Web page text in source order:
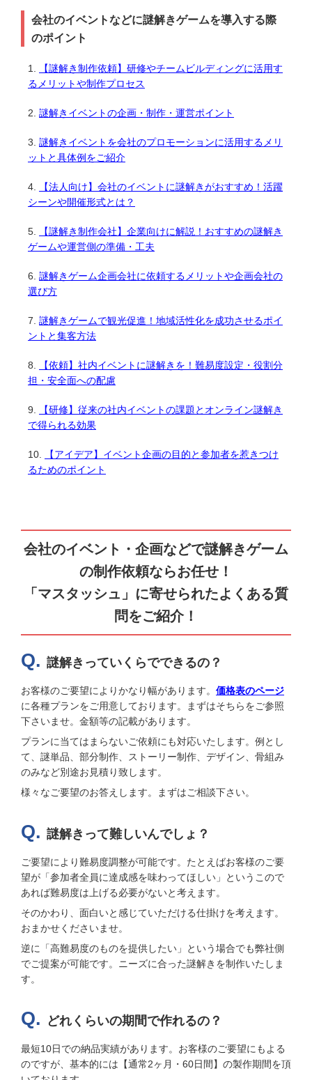
会社のイベントなどに謎解きゲームを導入する際
のポイント
【謎解き制作依頼】研修やチームビルディングに活用す
るメリットや制作プロセス
謎解きイベントの企画・制作・運営ポイント
謎解きイベントを会社のプロモーションに活用するメリ
ットと具体例をご紹介
【法人向け】会社のイベントに謎解きがおすすめ！活躍
シーンや開催形式とは？
【謎解き制作会社】企業向けに解説！おすすめの謎解き
ゲームや運営側の準備・工夫
謎解きゲーム企画会社に依頼するメリットや企画会社の
選び方
謎解きゲームで観光促進！地域活性化を成功させるポイ
ントと集客方法
【依頼】社内イベントに謎解きを！難易度設定・役割分
担・安全面への配慮
【研修】従来の社内イベントの課題とオンライン謎解き
で得られる効果
【アイデア】イベント企画の目的と参加者を惹きつけ
るためのポイント
会社のイベント・企画などで謎解きゲーム
の制作依頼ならお任せ！
「マスタッシュ」に寄せられたよくある質
問をご紹介！
謎解きっていくらでできるの？
お客様のご要望によりかなり幅があります。 価格表のページ
に各種プランをご用意しております。まずはそちらをご参照
下さいませ。金額等の記載があります。
プランに当てはまらないご依頼にも対応いたします。例とし
て、謎単品、部分制作、ストーリー制作、デザイン、骨組み
のみなど別途お見積り致します。
様々なご要望のお答えします。まずはご相談下さい。
謎解きって難しいんでしょ？
ご要望により難易度調整が可能です。たとえばお客様のご要
望が「参加者全員に達成感を味わってほしい」というこので
あれば難易度は上げる必要がないと考えます。
そのかわり、面白いと感じていただける仕掛けを考えます。
おまかせくださいませ。
逆に「高難易度のものを提供したい」という場合でも弊社側
でご提案が可能です。ニーズに合った謎解きを制作いたしま
す。
どれくらいの期間で作れるの？
最短10日での納品実績があります。お客様のご要望にもよる
のですが、基本的には【通常2ヶ月・60日間】の製作期間を頂